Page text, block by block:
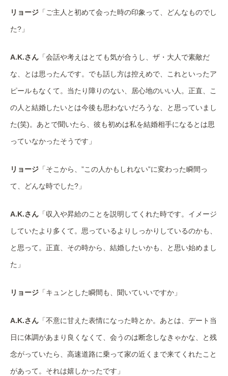
リョージ 「ご主人と初めて会った時の印象って、どんなものでし
た?」
A.K.さん 「会話や考えはとても気が合うし、ザ・大人で素敵だ
な、とは思ったんです。でも話し方は控えめで、これといったア
ピールもなくて。当たり障りのない、居心地のいい人。正直、こ
の人と結婚したいとは今後も思わないだろうな、と思っていまし
た(笑)。あとで聞いたら、彼も初めは私を結婚相手になるとは思
っていなかったそうです」
リョージ 「そこから、”この人かもしれない”に変わった瞬間っ
て、どんな時でした?」
A.K.さん 「収入や昇給のことを説明してくれた時です。イメージ
していたより多くて。思っているよりしっかりしているのかも、
と思って。正直、その時から、結婚したいかも、と思い始めまし
た」
リョージ 「キュンとした瞬間も、聞いていいですか」
A.K.さん 「不意に甘えた表情になった時とか。あとは、デート当
日に体調があまり良くなくて、会うのは断念しなきゃかな、と残
念がっていたら、高速道路に乗って家の近くまで来てくれたこと
があって。それは嬉しかったです」